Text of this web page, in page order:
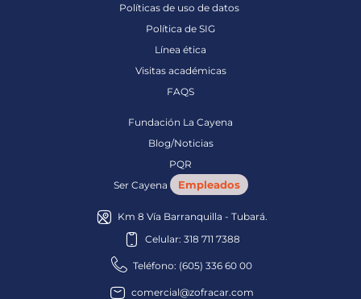
Políticas de uso de datos
Política de SIG
Línea ética
Visitas académicas
FAQS
Fundación La Cayena
Blog/Noticias
PQR
Ser Cayena
Empleados
Km 8 Vía Barranquilla - Tubará.
Celular: 318 711 7388
Teléfono: (605) 336 60 00
comercial@zofracar.com